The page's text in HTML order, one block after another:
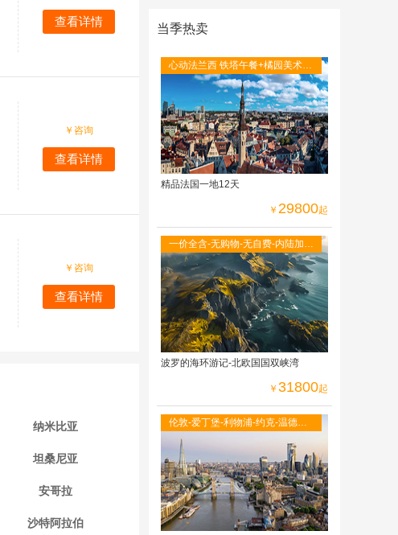
查看详情
￥ 咨询
查看详情
￥ 咨询
查看详情
纳米比亚
坦桑尼亚
安哥拉
沙特阿拉伯
当季热卖
心动法兰西 铁塔午餐+橘园美术馆
+圣米歇尔山+图卢茨航空馆+卡尔
卡松城堡
精品法国一地12天
￥ 29800起
一价全含-无购物-无自费-内陆加飞
不走回头路-双点进出-峡湾游船-观
光小火车
波罗的海环游记-北欧国国双峡湾
￥ 31800起
伦敦-爱丁堡-利物浦-约克-温德米
尔湖区-牛津大学-莎士比亚故居-伦
敦自由活动